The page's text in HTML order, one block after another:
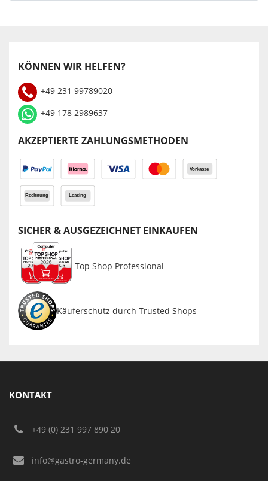
KÖNNEN WIR HELFEN?
+49 231 99789020
+49 178 2989637
AKZEPTIERTE ZAHLUNGSMETHODEN
SICHER & AUSGEZEICHNET EINKAUFEN
Top Shop Professional
Käuferschutz durch Trusted Shops
KONTAKT
+49 (0) 231 997 890 20
info@gastro-germany.de